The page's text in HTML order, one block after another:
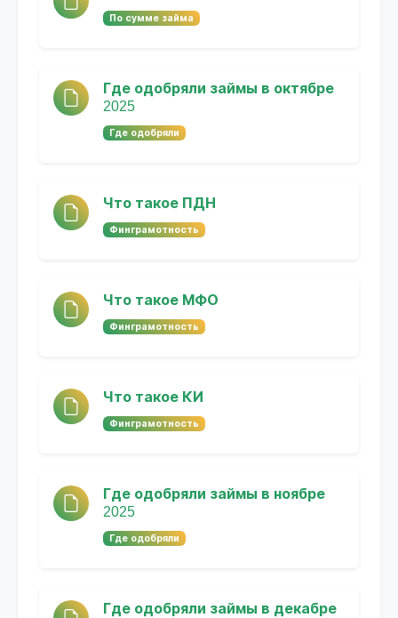
По сумме займа
Где одобряли займы в октябре
2025
Где одобряли
Что такое ПДН
Финграмотность
Что такое МФО
Финграмотность
Что такое КИ
Финграмотность
Где одобряли займы в ноябре
2025
Где одобряли
Где одобряли займы в декабре